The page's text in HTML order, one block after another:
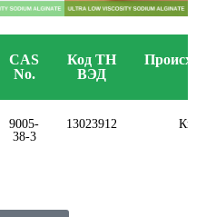
CAS
No.
Код ТН
ВЭД
9005-
38-3
13023912